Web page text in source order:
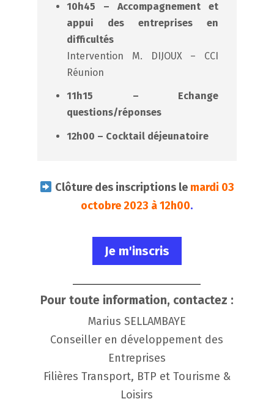
10h45 – Accompagnement et
appui des entreprises en
difficultés
Intervention M. DIJOUX – CCI
Réunion
11h15 – Echange
questions/réponses
12h00 – Cocktail déjeunatoire
Clôture des inscriptions le mardi 03
octobre 2023 à 12h00.
Je m'inscris
Pour toute information, contactez :
Marius SELLAMBAYE
Conseiller en développement des
Entreprises
Filières Transport, BTP et Tourisme &
Loisirs